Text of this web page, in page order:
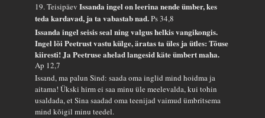
19. TeisipäevIssanda ingel on leerina nende ümber, kes
teda kardavad, ja ta vabastab nad.Ps 34,8
Issanda ingel seisis seal ning valgus helkis vangikongis.
Ingel lõi Peetrust vastu külge, äratas ta üles ja ütles: Tõuse
kiiresti! Ja Peetruse ahelad langesid käte ümbert maha.
Ap 12,7
Issand, ma palun Sind: saada oma inglid mind hoidma ja
aitama! Ükski hirm ei saa minu üle meelevalda, kui tohin
usaldada, et Sina saadad oma teenijad vaimud ümbritsema
mind kõigil minu teedel.